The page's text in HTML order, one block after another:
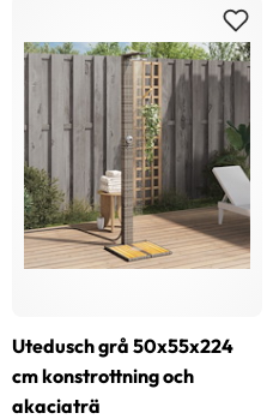
Utedusch grå 50x55x224
cm konstrottning och
akaciaträ